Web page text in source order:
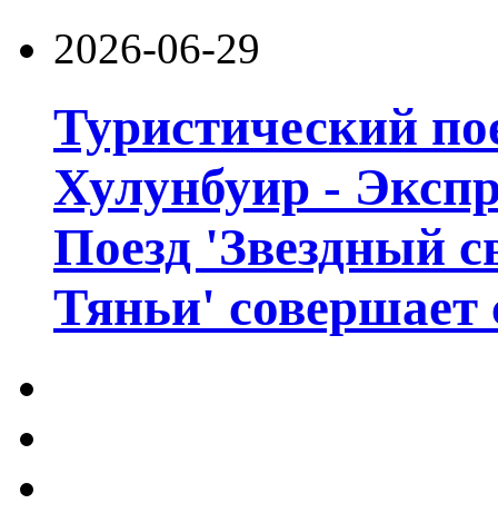
2026-06-29
Туристический
Хулунбуир -
Поезд 'Звездный
Тяньи' совершает